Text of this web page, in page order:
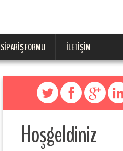
SIPARIŞ FORMU İLETIŞIM
Hoşgeldiniz